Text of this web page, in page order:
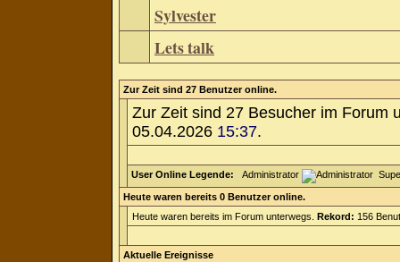
Sylvester
Lets talk
Zur Zeit sind 27 Benutzer online.
Zur Zeit sind 27 Besucher im Forum
05.04.2026 15:37.
User Online Legende: Administrator
Heute waren bereits 0 Benutzer online.
Heute waren bereits im Forum unterwegs. Rekord: 156
Aktuelle Ereignisse